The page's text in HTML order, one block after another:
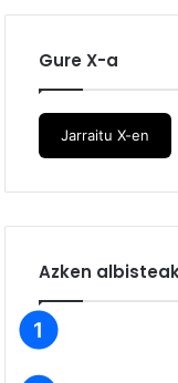
Gure X-a
Jarraitu X-en
Azken